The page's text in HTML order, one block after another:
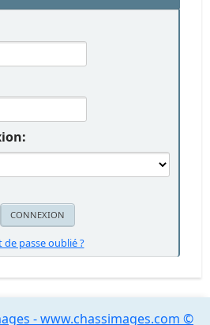
de passe oublié ?
- www.chassimages.com ©